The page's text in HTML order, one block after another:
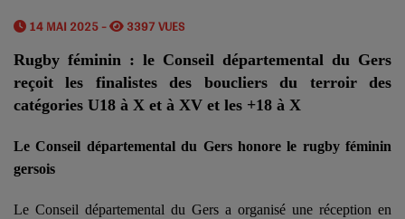
14 MAI 2025 - 3397 VUES
Rugby féminin : le Conseil départemental du Gers
reçoit les finalistes des boucliers du terroir des
catégories U18 à X et à XV et les +18 à X
Le Conseil départemental du Gers honore le rugby féminin
gersois
Le Conseil départemental du Gers a organisé une réception en